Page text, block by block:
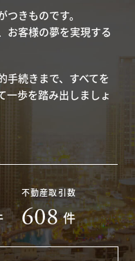
きものです。
お客様の夢を実現する
手続きまで、すべてを
一歩を踏み出しましょ
不動産取引数
608 件